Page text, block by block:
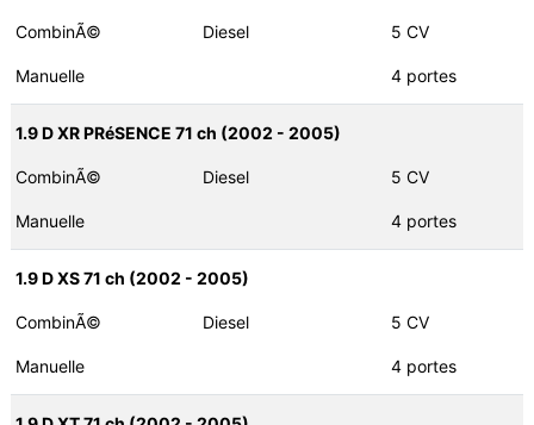
CombinÃ© Diesel 5 CV
Manuelle 4 portes
1.9 D XR PRéSENCE 71 ch (2002 - 2005)
CombinÃ© Diesel 5 CV
Manuelle 4 portes
1.9 D XS 71 ch (2002 - 2005)
CombinÃ© Diesel 5 CV
Manuelle 4 portes